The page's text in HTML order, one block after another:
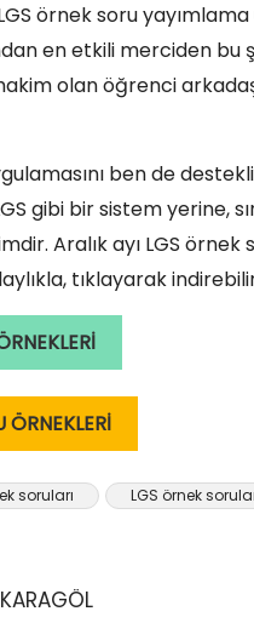
örnek soru
en etkili merciden
olan öğrenci
ben de
gibi bir sistem yerine,
Aralık ayı LGS
tıklayarak
ÖRNEKLERİ
soruları LGS örnek